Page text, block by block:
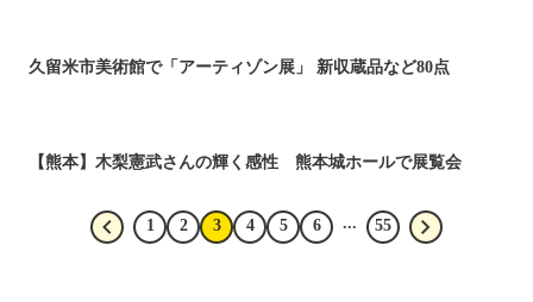
久留米市美術館で「アーティゾン展」 新収蔵品など80点
【熊本】木梨憲武さんの輝く感性 熊本城ホールで展覧会
1 2 3 4 5 6 ... 55